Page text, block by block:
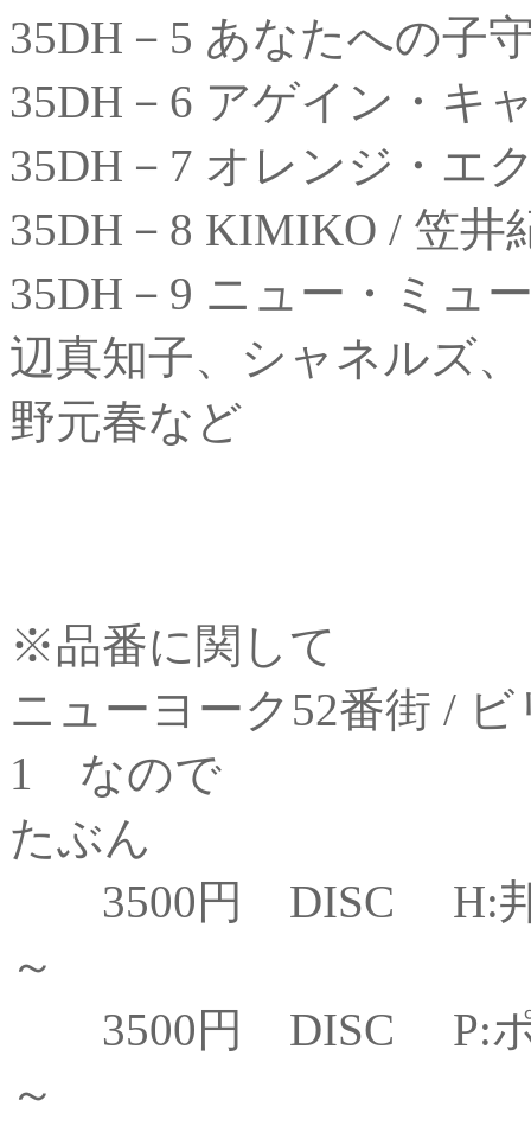
35DH－5 あなたへの子
35DH－6 アゲイン・キ
35DH－7 オレンジ・エ
35DH－8 KIMIKO / 笠井
35DH－9 ニュー・ミュ
辺真知子、シャネルズ
野元春など
※品番に関して
ニューヨーク52番街 /
1 なので
たぶん
3500円 DISC
～
3500円 DISC P:
～